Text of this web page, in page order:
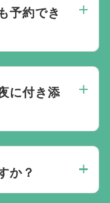
住民は、通夜
で、合計
などにより追加
す。
予約でき
、納棺、式の運
実際の手続きは
的です。
に付き添
備の利用条件に
てください。
か？